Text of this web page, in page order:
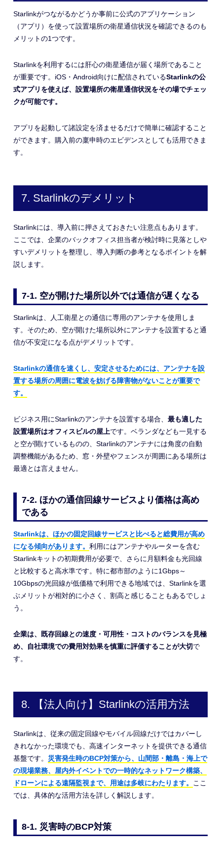
Starlinkがつながるかどうか事前に公式のアプリケーション
（アプリ）を使って設置場所の衛星通信状況を確認できるのも
メリットの1つです。
Starlinkを利用するには肝心の衛星通信が届く場所であること
が重要です。iOS・Android向けに配信されているStarlinkの公
式アプリを使えば、設置場所の衛星通信状況をその場でチェッ
クが可能です。
アプリを起動して諸設定を済ませるだけで簡単に確認すること
ができます。購入前の稟申時のエビデンスとしても活用できま
す。
7. Starlinkのデメリット
Starlinkには、導入前に押さえておきたい注意点もあります。
ここでは、企業のバックオフィス担当者が検討時に見落としや
すいデメリットを整理し、導入判断の参考となるポイントを解
説します。
7-1. 空が開けた場所以外では通信が遅くなる
Starlinkは、人工衛星との通信に専用のアンテナを使用しま
す。そのため、空が開けた場所以外にアンテナを設置すると通
信が不安定になる点がデメリットです。
Starlinkの通信を速くし、安定させるためには、アンテナを設
置する場所の周囲に電波を妨げる障害物がないことが重要で
す。
ビジネス用にStarlinkのアンテナを設置する場合、 最も適した
設置場所はオフィスビルの屋上です。ベランダなども一見する
と空が開けているものの、Starlinkのアンテナには角度の自動
調整機能があるため、窓・外壁やフェンスが周囲にある場所は
最適とは言えません。
7-2. ほかの通信回線サービスより価格は高め
である
Starlinkは、ほかの固定回線サービスと比べると総費用が高め
になる傾向があります。 利用にはアンテナやルーターを含む
Starlinkキットの初期費用が必要で、さらに月額料金も光回線
と比較すると高水準です。特に都市部のように1Gbps～
10Gbpsの光回線が低価格で利用できる地域では、Starlinkを選
ぶメリットが相対的に小さく、割高と感じることもあるでしょ
う。
企業は、既存回線との速度・可用性・コストのバランスを見極
め、自社環境での費用対効果を慎重に評価することが大切で
す。
8. 【法人向け】Starlinkの活用方法
Starlinkは、従来の固定回線やモバイル回線だけではカバーし
きれなかった環境でも、高速インターネットを提供できる通信
基盤です。 災害発生時のBCP対策から、山間部・離島・海上で
の現場業務、屋内外イベントでの一時的なネットワーク構築、
ドローンによる遠隔監視まで、用途は多岐にわたります。 ここ
では、具体的な活用方法を詳しく解説します。
8-1. 災害時のBCP対策